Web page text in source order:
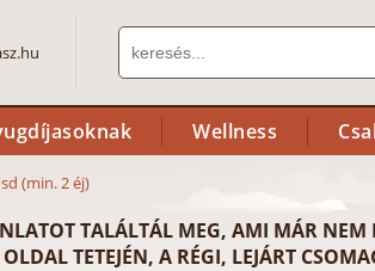
Wellness
(min. 2 éj)
TALÁLTÁL MEG, AMI MÁR NEM
TETEJÉN, A RÉGI, LEJÁRT